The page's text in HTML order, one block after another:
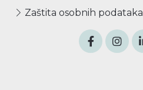
Zaštita osobnih podataka